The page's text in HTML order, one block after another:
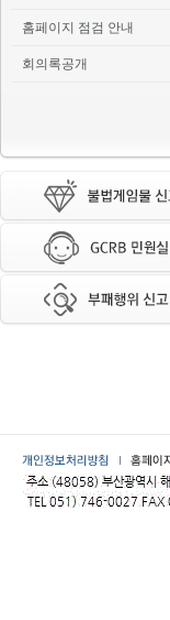
홈페이지 점검 안내
회의록공개